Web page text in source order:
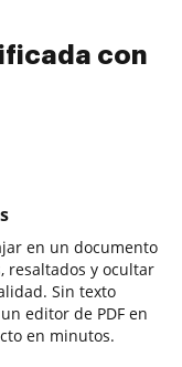
con
en un documento
resaltados y ocultar
Sin texto
editor de PDF en
en minutos.